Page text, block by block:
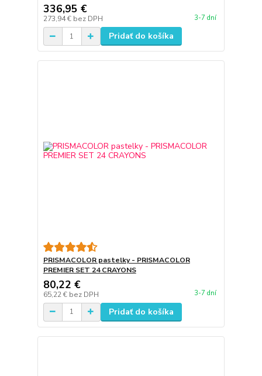
336,95 €
273,94 € bez DPH 3-7 dní
Pridať do košíka
PRISMACOLOR pastelky - PRISMACOLOR
PREMIER SET 24 CRAYONS
80,22 €
65,22 € bez DPH 3-7 dní
Pridať do košíka